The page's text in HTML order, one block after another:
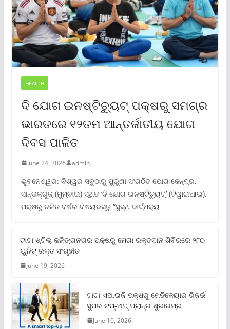
HEALTH
ଦି ଯୋଗ ଇନଷ୍ଟିଚ୍ୟୁଟ୍ ପକ୍ଷରୁ ସମଗ୍ର
ଭାରତରେ ୧୨ତମ ଆନ୍ତର୍ଜାତୀୟ ଯୋଗ
ଦିବସ ପାଳିତ
June 24, 2026 admin
ଭୁବନେଶ୍ୱର: ବିଶ୍ୱର ସବୁଠାରୁ ପୁରୁଣା ସଂଗଠିତ ଯୋଗ କେନ୍ଦ୍ର,
ସାନ୍ତାକ୍ରୁଜ୍ (ମୁମ୍ବାଇ) ସ୍ଥିତ ‘ଦି ଯୋଗ ଇନଷ୍ଟିଚ୍ୟୁଟ୍‌’ (ଟିୱାଇଆଇ),
ପକ୍ଷରୁ ଚଳିତ ବର୍ଷର ବିଷୟବସ୍ତୁ “ସୁସ୍ଥ ବାର୍ଦ୍ଧକ୍ୟ
ଟାଟା ଷ୍ଟିଲ୍‌ କଳିଙ୍ଗନଗର ପକ୍ଷରୁ ମେଗା ରକ୍ତଦାନ ଶିବିରରେ ୨୮୦
ୟୁନିଟ୍‌ ରକ୍ତ ସଂଗୃହୀତ
June 19, 2026
ଟାଟା ଏଆଇଜି ପକ୍ଷରୁ ମେଡିକେୟାର ରିଜର୍ଭ
ସୁପର ଟପ୍‌-ଅପ୍ ପ୍ଲାନ୍‌ର ଶୁଭାରମ୍ଭ
June 10, 2026